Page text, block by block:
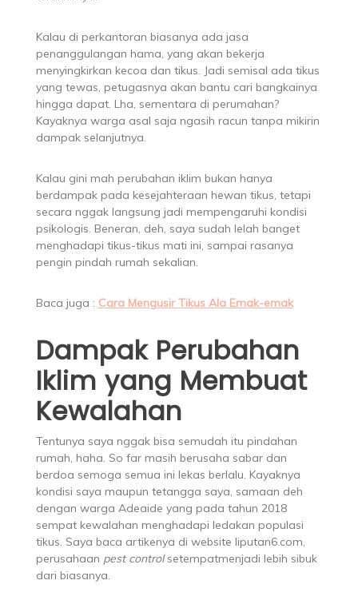
Kalau di perkantoran biasanya ada jasa
penanggulangan hama, yang akan bekerja
menyingkirkan kecoa dan tikus. Jadi semisal ada tikus
yang tewas, petugasnya akan bantu cari bangkainya
hingga dapat. Lha, sementara di perumahan?
Kayaknya warga asal saja ngasih racun tanpa mikirin
dampak selanjutnya.
Kalau gini mah perubahan iklim bukan hanya
berdampak pada kesejahteraan hewan tikus, tetapi
secara nggak langsung jadi mempengaruhi kondisi
psikologis. Beneran, deh, saya sudah lelah banget
menghadapi tikus-tikus mati ini, sampai rasanya
pengin pindah rumah sekalian.
Baca juga : Cara Mengusir Tikus Ala Emak-emak
Dampak Perubahan
Iklim yang Membuat
Kewalahan
Tentunya saya nggak bisa semudah itu pindahan
rumah, haha. So far masih berusaha sabar dan
berdoa semoga semua ini lekas berlalu. Kayaknya
kondisi saya maupun tetangga saya, samaan deh
dengan warga Adeaide yang pada tahun 2018
sempat kewalahan menghadapi ledakan populasi
tikus. Saya baca artikenya di website liputan6.com,
perusahaan pest controlsetempatmenjadi lebih sibuk
dari biasanya.